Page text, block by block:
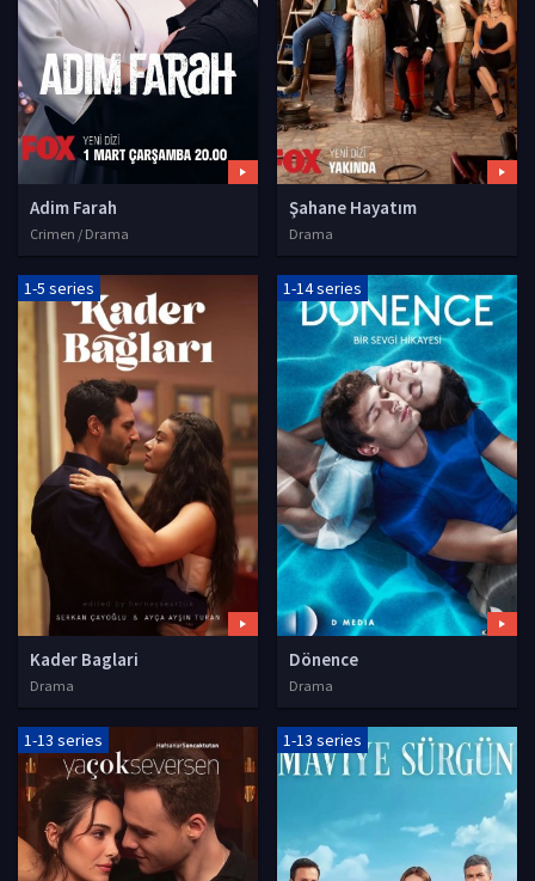
Adim Farah
Crimen / Drama
Şahane Hayatım
Drama
1-5 series
Kader Baglari
Drama
1-14 series
Dönence
Drama
1-13 series 1-13 series